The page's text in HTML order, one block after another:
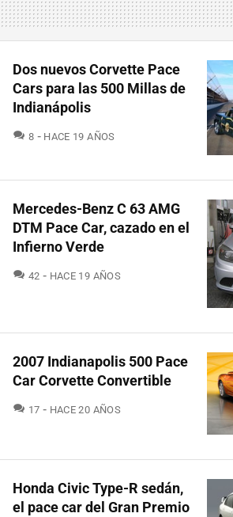
Dos nuevos Corvette Pace
Cars para las 500 Millas de
Indianápolis
8 COMENTARIOS
HACE 19 AÑOS
Mercedes-Benz C 63 AMG
DTM Pace Car, cazado en el
Infierno Verde
42 COMENTARIOS
HACE 19 AÑOS
2007 Indianapolis 500 Pace
Car Corvette Convertible
17 COMENTARIOS
HACE 20 AÑOS
Honda Civic Type-R sedán,
el pace car del Gran Premio